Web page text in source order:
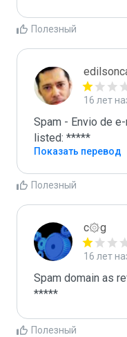
Полезный
16 лет
Spam - Envio de
listed: *****
Показать перевод
Полезный
c۞g
16 лет
Spam domain as
*****
Полезный